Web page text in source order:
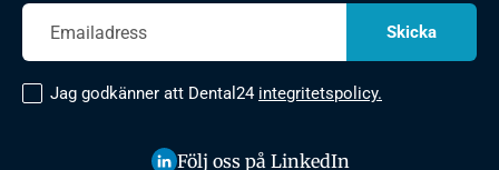
Jag godkänner att Dental24 integritetspolicy.
Följ oss på LinkedIn